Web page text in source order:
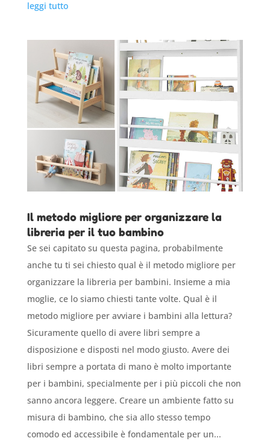
leggi tutto
Il metodo migliore per organizzare la
libreria per il tuo bambino
Se sei capitato su questa pagina, probabilmente
anche tu ti sei chiesto qual è il metodo migliore per
organizzare la libreria per bambini. Insieme a mia
moglie, ce lo siamo chiesti tante volte. Qual è il
metodo migliore per avviare i bambini alla lettura?
Sicuramente quello di avere libri sempre a
disposizione e disposti nel modo giusto. Avere dei
libri sempre a portata di mano è molto importante
per i bambini, specialmente per i più piccoli che non
sanno ancora leggere. Creare un ambiente fatto su
misura di bambino, che sia allo stesso tempo
comodo ed accessibile è fondamentale per un...